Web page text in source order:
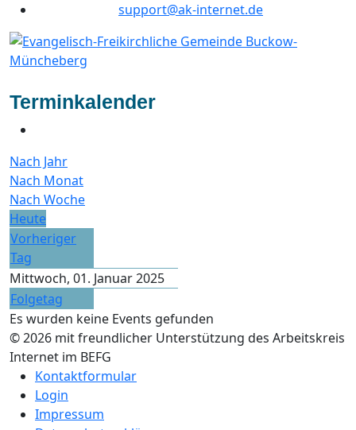
support@ak-internet.de
Terminkalender
Nach Jahr
Nach Monat
Nach Woche
Heute
Vorheriger
Tag
Mittwoch, 01. Januar 2025
Folgetag
Es wurden keine Events gefunden
© 2026 mit freundlicher Unterstützung des Arbeitskreis
Internet im BEFG
Kontaktformular
Login
Impressum